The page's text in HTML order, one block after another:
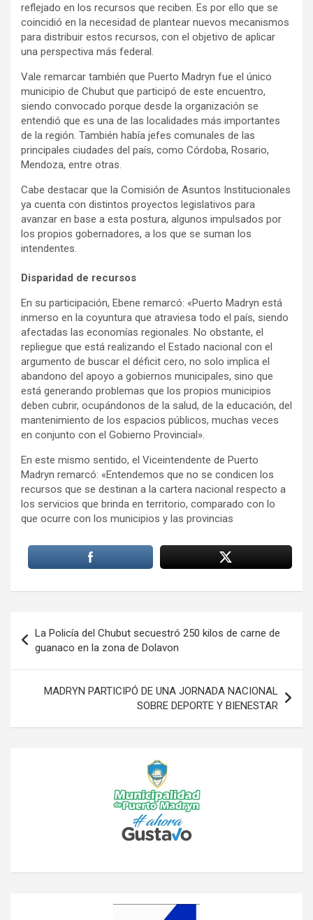
reflejado en los recursos que reciben. Es por ello que se
coincidió en la necesidad de plantear nuevos mecanismos
para distribuir estos recursos, con el objetivo de aplicar
una perspectiva más federal.
Vale remarcar también que Puerto Madryn fue el único
municipio de Chubut que participó de este encuentro,
siendo convocado porque desde la organización se
entendió que es una de las localidades más importantes
de la región. También había jefes comunales de las
principales ciudades del país, como Córdoba, Rosario,
Mendoza, entre otras.
Cabe destacar que la Comisión de Asuntos Institucionales
ya cuenta con distintos proyectos legislativos para
avanzar en base a esta postura, algunos impulsados por
los propios gobernadores, a los que se suman los
intendentes.
Disparidad de recursos
En su participación, Ebene remarcó: «Puerto Madryn está
inmerso en la coyuntura que atraviesa todo el país, siendo
afectadas las economías regionales. No obstante, el
repliegue que está realizando el Estado nacional con el
argumento de buscar el déficit cero, no solo implica el
abandono del apoyo a gobiernos municipales, sino que
está generando problemas que los propios municipios
deben cubrir, ocupándonos de la salud, de la educación, del
mantenimiento de los espacios públicos, muchas veces
en conjunto con el Gobierno Provincial».
En este mismo sentido, el Viceintendente de Puerto
Madryn remarcó: «Entendemos que no se condicen los
recursos que se destinan a la cartera nacional respecto a
los servicios que brinda en territorio, comparado con lo
que ocurre con los municipios y las provincias
de
entradas
La Policía del Chubut secuestró 250 kilos de carne de
guanaco en la zona de Dolavon
MADRYN PARTICIPÓ DE UNA JORNADA NACIONAL
SOBRE DEPORTE Y BIENESTAR